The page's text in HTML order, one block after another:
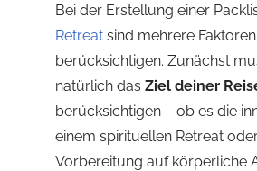
Bei der Erstellung einer
Retreatsind mehrere
berücksichtigen. Zunächst
natürlich das Ziel deiner
berücksichtigen – ob es die
einem spirituellen Retreat
Vorbereitung auf körperliche